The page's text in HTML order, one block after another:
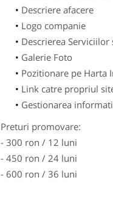
Descriere afacere
Logo companie
Descrierea
Galerie Foto
Pozitionare pe Harta
Link catre propriul
Gestionarea
Preturi promovare:
- 300 ron / 12 luni
- 450 ron / 24 luni
- 600 ron / 36 luni